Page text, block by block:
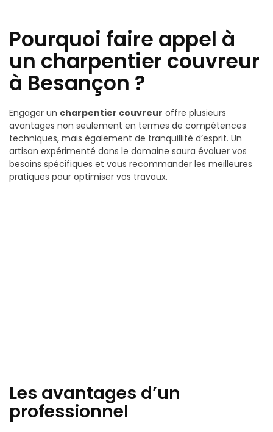
Pourquoi faire appel à
un charpentier couvreur
à Besançon ?
Engager un charpentier couvreur offre plusieurs
avantages non seulement en termes de compétences
techniques, mais également de tranquillité d’esprit. Un
artisan expérimenté dans le domaine saura évaluer vos
besoins spécifiques et vous recommander les meilleures
pratiques pour optimiser vos travaux.
Les avantages d’un
professionnel